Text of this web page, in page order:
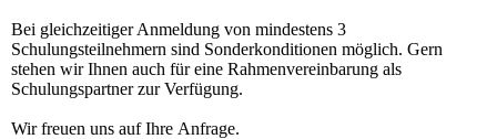
Bei gleichzeitiger Anmeldung von mindestens 3
Schulungsteilnehmern sind Sonderkonditionen möglich. Gern
stehen wir Ihnen auch für eine Rahmenvereinbarung als
Schulungspartner zur Verfügung.
Wir freuen uns auf Ihre Anfrage.